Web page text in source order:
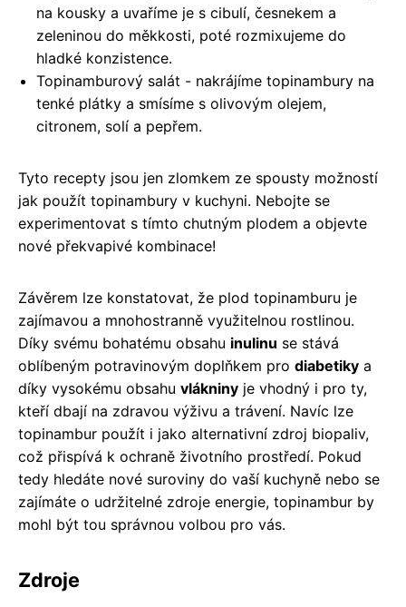
na kousky a uvaříme je s cibulí, česnekem a
zeleninou do měkkosti, poté rozmixujeme do
hladké konzistence.
Topinamburový salát - nakrájíme topinambury na
tenké plátky a smísíme s olivovým olejem,
citronem, solí a pepřem.
Tyto recepty jsou jen zlomkem ze spousty možností
jak použít topinambury v kuchyni. Nebojte se
experimentovat s tímto chutným plodem a objevte
nové překvapivé kombinace!
Závěrem lze konstatovat, že plod topinamburu je
zajímavou a mnohostranně využitelnou rostlinou.
Díky svému bohatému obsahu inulinu se stává
oblíbeným potravinovým doplňkem pro diabetiky a
díky vysokému obsahu vlákniny je vhodný i pro ty,
kteří dbají na zdravou výživu a trávení. Navíc lze
topinambur použít i jako alternativní zdroj biopaliv,
což přispívá k ochraně životního prostředí. Pokud
tedy hledáte nové suroviny do vaší kuchyně nebo se
zajímáte o udržitelné zdroje energie, topinambur by
mohl být tou správnou volbou pro vás.
Zdroje